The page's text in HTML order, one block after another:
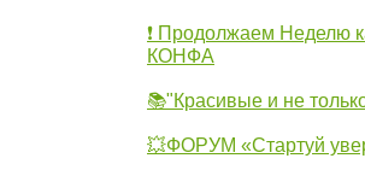
❗ Продолжаем Неделю
КОНФА
📚"Красивые и не
💥ФОРУМ «Стартуй